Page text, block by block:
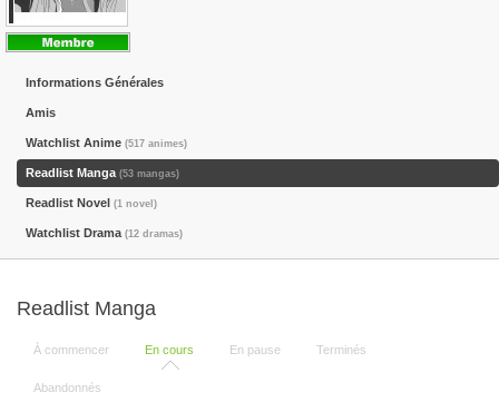
Informations Générales
Amis
Watchlist Anime (517 animes)
Readlist Manga (53 mangas)
Readlist Novel (1 novel)
Watchlist Drama (12 dramas)
Readlist Manga
À commencer En cours En pause Terminés
Abandonnés